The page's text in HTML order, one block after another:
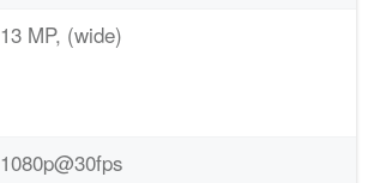
13 MP, (wide)
1080p@30fps